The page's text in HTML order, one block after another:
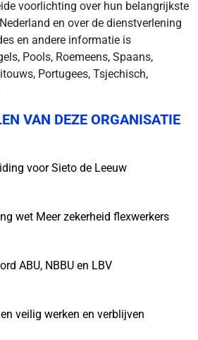
voorlichting over hun belangrijkste
en over de dienstverlening
en andere informatie is
Pools, Roemeens, Spaans,
Portugees, Tsjechisch,
VAN DEZE ORGANISATIE
voor Sieto de Leeuw
wet Meer zekerheid flexwerkers
ABU, NBBU en LBV
veilig werken en verblijven